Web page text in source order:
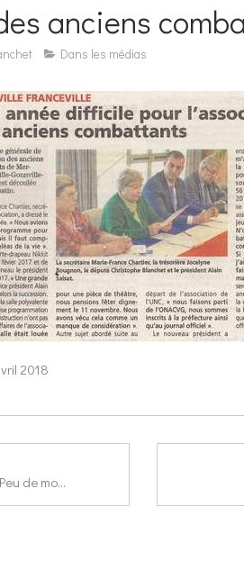
anciens
Dans les médias
2018
Périers-sur-le-Dan - Peu de monde à La Réunion publique du député